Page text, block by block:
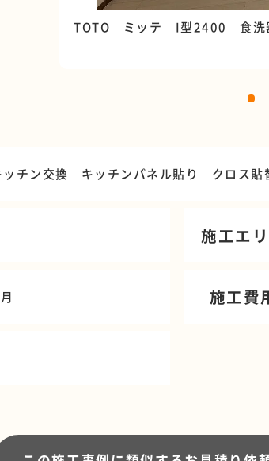
TOTO ミッテ I型2400 食洗器
ッチン交換 キッチンパネル貼り クロス
施工エ
施工費